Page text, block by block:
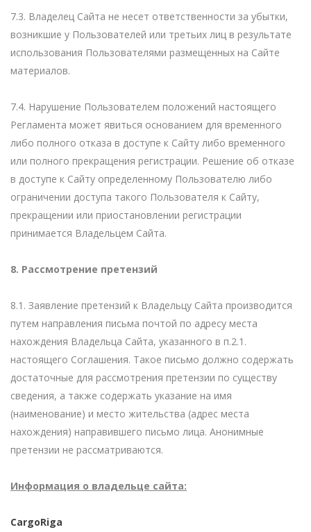
7.3. Владелец Сайта не несет ответственности за убытки,
возникшие у Пользователей или третьих лиц в результате
использования Пользователями размещенных на Сайте
материалов.
7.4. Нарушение Пользователем положений настоящего
Регламента может явиться основанием для временного
либо полного отказа в доступе к Сайту либо временного
или полного прекращения регистрации. Решение об отказе
в доступе к Сайту определенному Пользователю либо
ограничении доступа такого Пользователя к Сайту,
прекращении или приостановлении регистрации
принимается Владельцем Сайта.
8. Рассмотрение претензий
8.1. Заявление претензий к Владельцу Сайта производится
путем направления письма почтой по адресу места
нахождения Владельца Сайта, указанного в п.2.1.
настоящего Соглашения. Такое письмо должно содержать
достаточные для рассмотрения претензии по существу
сведения, а также содержать указание на имя
(наименование) и место жительства (адрес места
нахождения) направившего письмо лица. Анонимные
претензии не рассматриваются.
Информация о владельце сайта:
CargoRiga